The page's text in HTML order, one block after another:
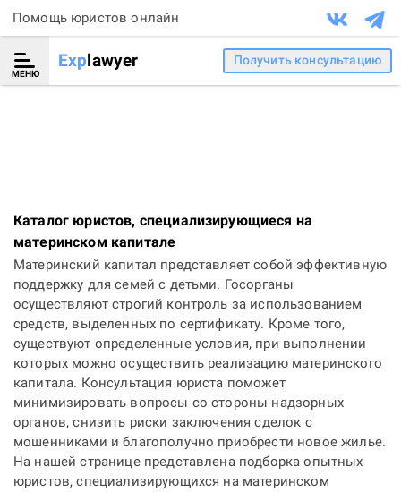
Помощь юристов онлайн
МЕНЮ
Explawyer Получить консультацию
Каталог юристов, специализирующиеся на
материнском капитале
Материнский капитал представляет собой эффективную
поддержку для семей с детьми. Госорганы
осуществляют строгий контроль за использованием
средств, выделенных по сертификату. Кроме того,
существуют определенные условия, при выполнении
которых можно осуществить реализацию материнского
капитала. Консультация юриста поможет
минимизировать вопросы со стороны надзорных
органов, снизить риски заключения сделок с
мошенниками и благополучно приобрести новое жилье.
На нашей странице представлена подборка опытных
юристов, специализирующихся на материнском